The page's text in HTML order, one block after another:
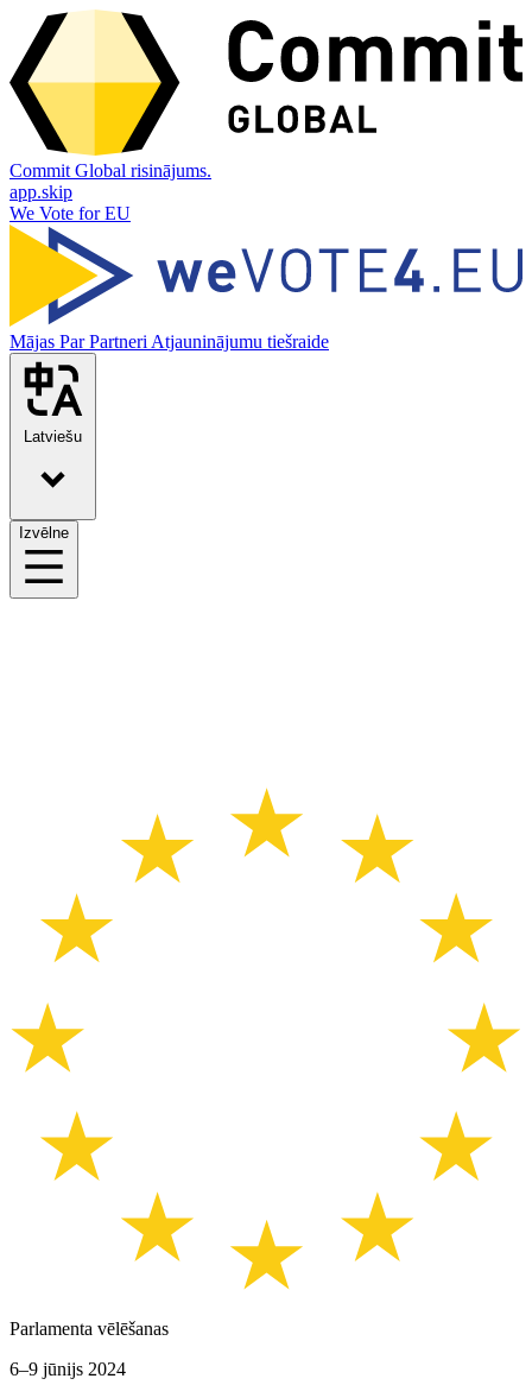
Commit Global risinājums.
app.skip
We Vote for EU
Mājas ParPartneri Atjauninājumu tiešraide
Latviešu
Izvēlne
Parlamenta vēlēšanas
6–9 jūnijs 2024